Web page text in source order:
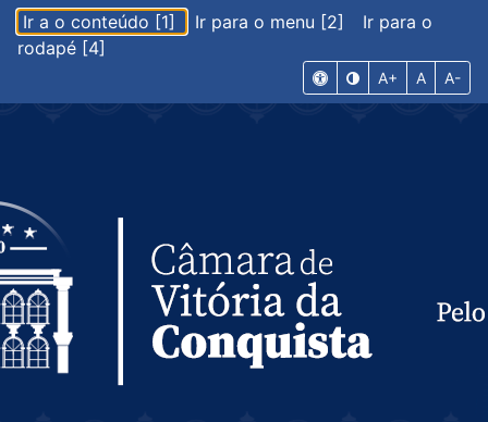
Ir a o conteúdo [1] Ir para o menu [2]
Ir para o
rodapé [4]
A+ A A-